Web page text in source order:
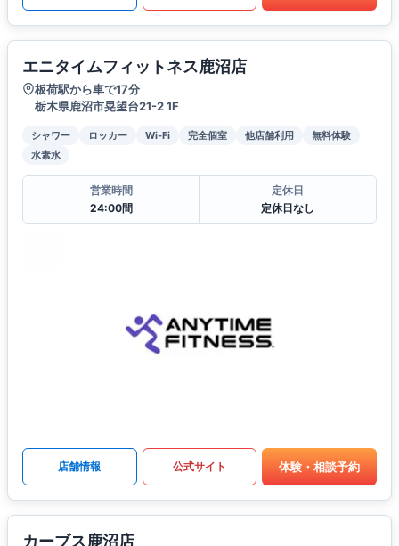
エニタイムフィットネス鹿沼店
板荷駅から車で17分
栃木県鹿沼市晃望台21-2 1F
シャワー ロッカー Wi-Fi 完全個室 他店舗利用
無料体験
水素水
営業時間
24:00間
定休日
定休日なし
店舗情報 公式サイト 体験・相談予約
カーブス鹿沼店